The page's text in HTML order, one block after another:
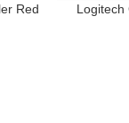
Red LASĪTLogitech